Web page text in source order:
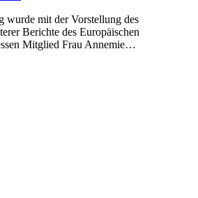
wurde mit der Vorstellung des
Berichte des Europäischen
Mitglied Frau Annemie…